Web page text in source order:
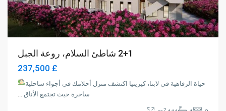
2+1 شاطئ السلام، روعة الجبل
£ 237,500
حياة الرفاهية في لابتا، كيرينيا اكتشف منزل أحلامك في أجواء ساحلية
ساحرة حيث تجتمع الأناق ...
2